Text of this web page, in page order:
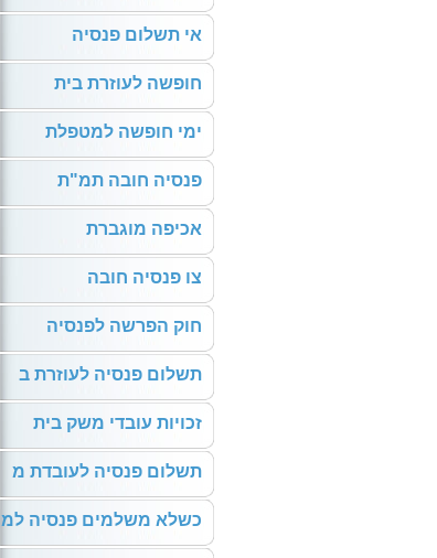
אי תשלום פנסיה
חופשה לעוזרת בית
ימי חופשה למטפלת
פנסיה חובה תמ"ת
אכיפה מוגברת
צו פנסיה חובה
חוק הפרשה לפנסיה
תשלום פנסיה לעוזרת ב
זכויות עובדי משק בית
תשלום פנסיה לעובדת מ
כשלא משלמים פנסיה למ